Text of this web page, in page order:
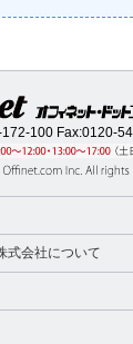
100Fax:0120-
式会社について